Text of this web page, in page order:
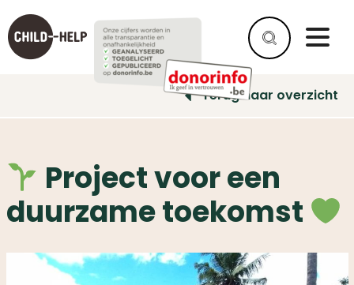
Terug naar overzicht
Project voor een
duurzame toekomst